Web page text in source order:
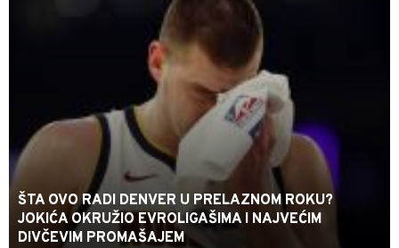
ŠTA OVO RADI DENVER U PRELAZNOM ROKU?
JOKIĆA OKRUŽIO EVROLIGAŠIMA I NAJVEĆIM
DIVČEVIM PROMAŠAJEM